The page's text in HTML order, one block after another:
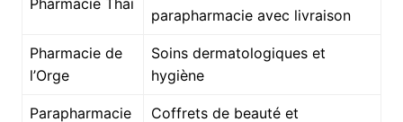
parapharmacie avec livraison
Pharmacie de
l’Orge
Soins dermatologiques et
hygiène
Parapharmacie
Coffrets de beauté et